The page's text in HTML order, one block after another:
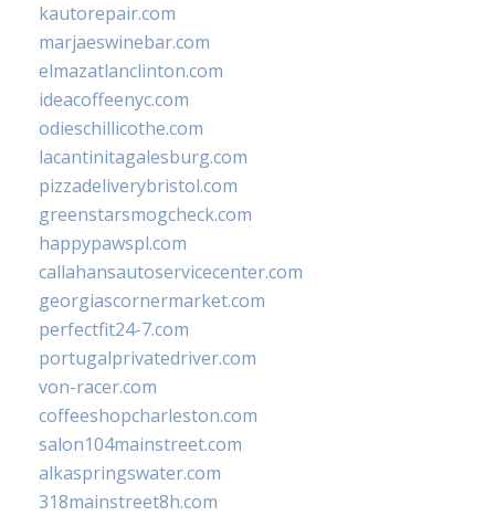
kautorepair.com
marjaeswinebar.com
elmazatlanclinton.com
ideacoffeenyc.com
odieschillicothe.com
lacantinitagalesburg.com
pizzadeliverybristol.com
greenstarsmogcheck.com
happypawspl.com
callahansautoservicecenter.com
georgiascornermarket.com
perfectfit24-7.com
portugalprivatedriver.com
von-racer.com
coffeeshopcharleston.com
salon104mainstreet.com
alkaspringswater.com
318mainstreet8h.com